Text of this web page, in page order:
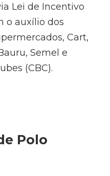
Lei de Incentivo
o auxílio dos
Cart,
Semel e
(CBC).
Polo